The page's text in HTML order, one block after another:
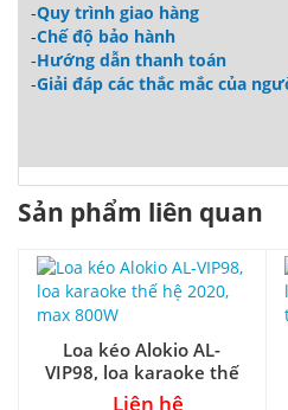
-Quy trình giao hàng
-Chế độ bảo hành
-Hướng dẫn thanh toán
-Giải đáp các thắc mắc của
Sản phẩm liên quan
Loa kéo Alokio AL-
VIP98, loa karaoke thế
hệ 2020, max 800W
Liên hệ